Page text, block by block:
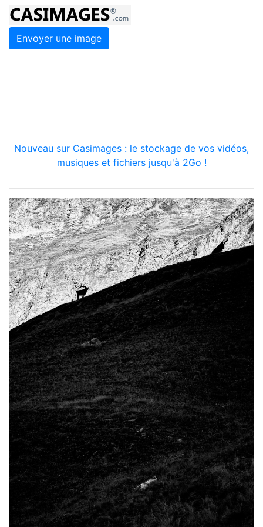
Envoyer une image
Nouveau sur Casimages : le stockage de vos vidéos,
musiques et fichiers jusqu'à 2Go !